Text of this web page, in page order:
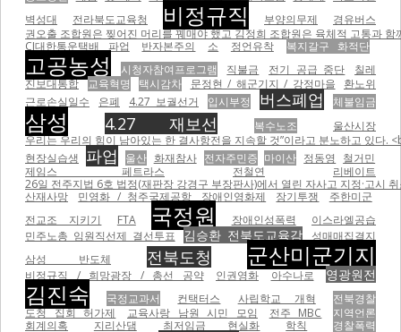
벽성대
전라북도교육청 비정규직 부양의무제
경유버스
권오출 조합원은 찢어진 머리를 꿰매야 했고 김정희 조합원은 육체적 고통과
CJ대한통운택배 파업
반자본주의 소 정언유착 복지갈구 화적단
고공농성 시청자참여프로그램 직불금 전기 공급 중단
칠레
진보대통합 교육혁명 택시감차 문정현 / 해군기지 / 강정마을
환노위
근로손실일수
은폐 4.27 보궐선거 입시부정 버스폐업 체불임금
삼성 4.27 재보선 복수노조
울산시장
우리는 우리의 힘이 남아있는 한 결사항전을 지속할 것”이라고 분노하고 있다.
현장실습생 파업 울산 화재참사 전자주민증 마이산 정동영 철거민
제임스 페트라스
전철연
리베이트
26일 전주지법 6호 법정(재판장 강경구 부장판사)에서 열린 자사고 지정·고시
산재사망
민영화 / 청주국제공항 장애인영화제 장기투쟁
주한미군
전교조 지키기
FTA 국정원 장애인성폭력
이스라엘공습
민주노총 임원직선제 결선투표
김승환 전북도교육감
성매매집결지
삼성 반도체
전북도청 군산미군기지
비정규직 / 희망광장 / 총선 공약 인권영화 아수나로 영광원전
김진숙 국정교과서 컨택터스 사립학교 개혁
전북경찰
도청 집회 허가제
교육사랑 남원 시민 모임 전주 MBC
지역언론
회계의혹
지리산댐 최저임금 현실화 학칙
경찰폭력